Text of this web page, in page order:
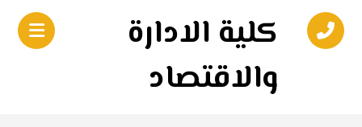
كلية الادارة
والاقتصاد